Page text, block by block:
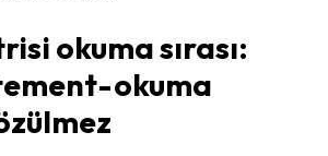
okuma sırası:
okuma